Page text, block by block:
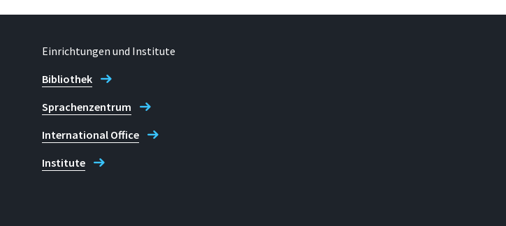
Einrichtungen und Institute
Bibliothek
Sprachenzentrum
International Office
Institute